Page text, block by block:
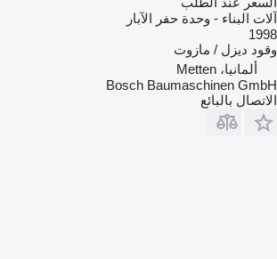
آلات البناء - وحدة حفر الآبار
1998
وقود ديزل / مازوت
ألمانيا، Metten
Bosch Baumaschinen GmbH
الاتصال بالبائع